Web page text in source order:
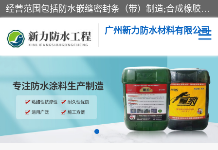
经营范围包括防水嵌缝密封条（带）制造;合成橡胶制造（监控化学品、危险化学品除外）;沥青混合物制造;防水胶粘带制造;其他合成材料制造（监控化学品、危险化学品除外）;涂料制造（监控化学品、危险化学品除外）;建筑结构防水补漏;防水建筑材料制造;粘合剂制造（监控化学品、危险化学品除外）;涂料零售;广州新力防水材料有限公司具有1处分支机构。
广州新力防水材料有限公司
黑豹防水胶 建筑108胶水
乳化沥青防水涂料 自粘卷材
非固化橡胶防水涂料